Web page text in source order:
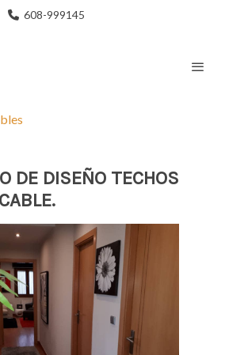
608-999145
DE DISEÑO TECHOS